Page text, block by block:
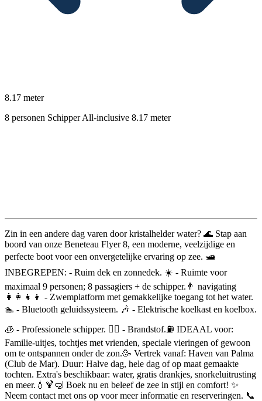
8.17 meter
8 personen Schipper All-inclusive 8.17 meter
Beschrijving
Zin in een andere dag varen door kristalhelder water? 🌊 Stap aan
boord van onze Beneteau Flyer 8, een moderne, veelzijdige en
perfecte boot voor een onvergetelijke ervaring op zee. 🛥️
INBEGREPEN: - Ruim dek en zonnedek. ☀️ - Ruimte voor
maximaal 9 personen; 8 passagiers + de schipper.👨‍ navigating
👩‍👩‍👧‍👦 - Zwemplatform met gemakkelijke toegang tot het water.
🏊 - Bluetooth geluidssysteem. 🎶 - Elektrische koelkast en koelbox.
🧊 - Professionele schipper. 🧑‍✈️ - Brandstof.⛽ IDEAAL voor:
Familie-uitjes, tochtjes met vrienden, speciale vieringen of gewoon
om te ontspannen onder de zon.🥳 Vertrek vanaf: Haven van Palma
(Club de Mar). Duur: Halve dag, hele dag of op maat gemaakte
tochten. Extra's beschikbaar: water, gratis drankjes, snorkeluitrusting
en meer.💧🍹🤿 Boek nu en beleef de zee in stijl en comfort! ✨
Neem contact met ons op voor meer informatie en reserveringen. 📞